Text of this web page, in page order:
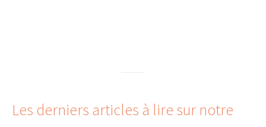
Les derniers articles à lire sur notre